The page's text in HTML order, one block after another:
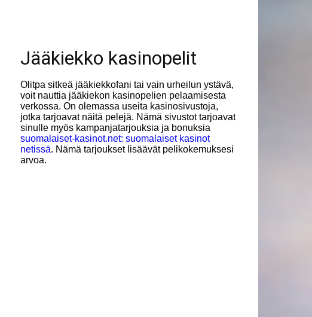
Jääkiekko kasinopelit
Olitpa sitkeä jääkiekkofani tai vain urheilun ystävä,
voit nauttia jääkiekon kasinopelien pelaamisesta
verkossa. On olemassa useita kasinosivustoja,
jotka tarjoavat näitä pelejä. Nämä sivustot tarjoavat
sinulle myös kampanjatarjouksia ja bonuksia
suomalaiset-kasinot.net: suomalaiset kasinot
netissä. Nämä tarjoukset lisäävät pelikokemuksesi
arvoa.